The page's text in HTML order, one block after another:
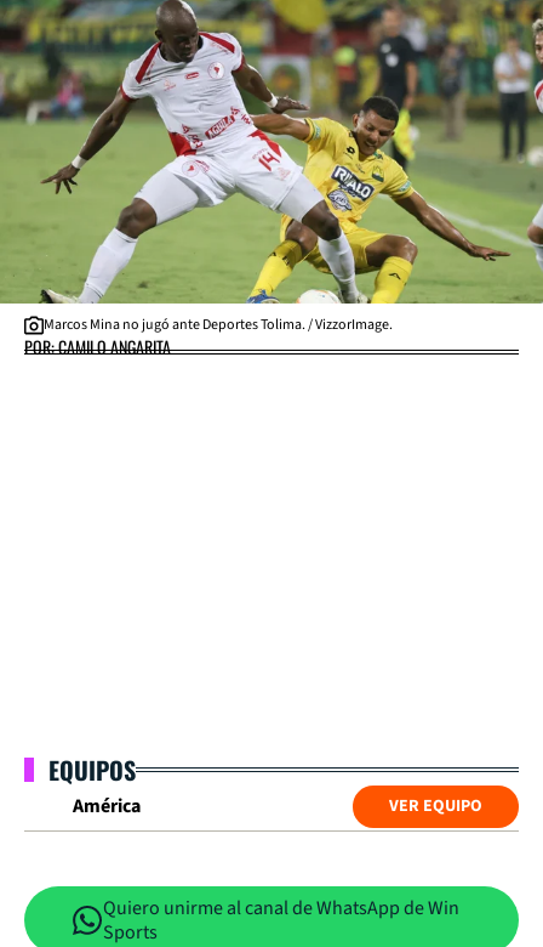
Marcos Mina no jugó ante Deportes Tolima. / VizzorImage.
POR: CAMILO ANGARITA
EQUIPOS
América VER EQUIPO
Quiero unirme al canal de WhatsApp de Win
Sports